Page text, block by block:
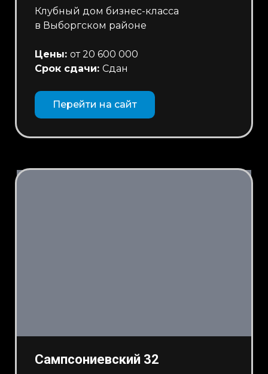
Клубный дом бизнес-класса
в Выборгском районе
Цены: от 20 600 000
Срок сдачи: Сдан
Перейти на сайт
Сампсониевский 32